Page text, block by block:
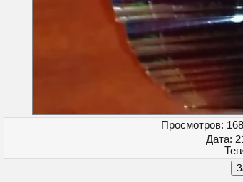
Просмотров:
Дата: